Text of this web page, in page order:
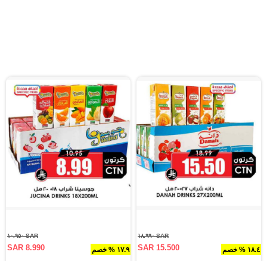
١٨.٤ % خصم
SAR ١٨.٩٩٠
SAR 15.500 ١٧.٩ % خصم
SAR ١٠.٩٥٠
SAR 8.990